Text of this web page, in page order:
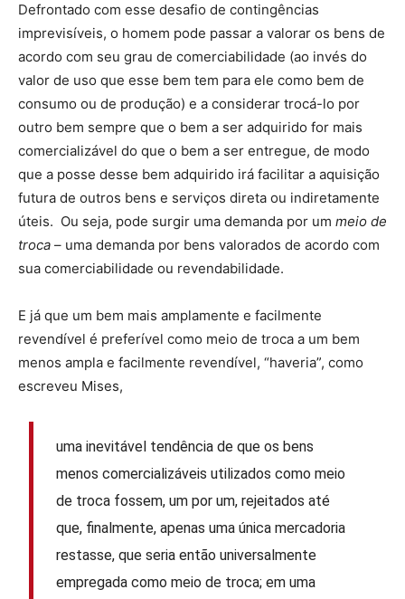
Defrontado com esse desafio de contingências
imprevisíveis, o homem pode passar a valorar os bens de
acordo com seu grau de comerciabilidade (ao invés do
valor de uso que esse bem tem para ele como bem de
consumo ou de produção) e a considerar trocá-lo por
outro bem sempre que o bem a ser adquirido for mais
comercializável do que o bem a ser entregue, de modo
que a posse desse bem adquirido irá facilitar a aquisição
futura de outros bens e serviços direta ou indiretamente
úteis. Ou seja, pode surgir uma demanda por um meio de
troca – uma demanda por bens valorados de acordo com
sua comerciabilidade ou revendabilidade.
E já que um bem mais amplamente e facilmente
revendível é preferível como meio de troca a um bem
menos ampla e facilmente revendível, “haveria”, como
escreveu Mises,
uma inevitável tendência de que os bens
menos comercializáveis utilizados como meio
de troca fossem, um por um, rejeitados até
que, finalmente, apenas uma única mercadoria
restasse, que seria então universalmente
empregada como meio de troca; em uma